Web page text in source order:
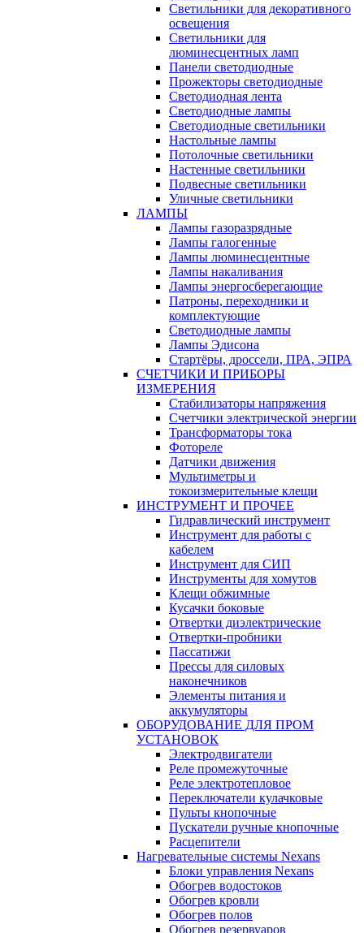
Светильники для декоративного
освещения
Светильники для
люминесцентных ламп
Панели светодиодные
Прожекторы светодиодные
Светодиодная лента
Светодиодные лампы
Светодиодные светильники
Настольные лампы
Потолочные светильники
Настенные светильники
Подвесные светильники
Уличные светильники
ЛАМПЫ
Лампы газоразрядные
Лампы галогенные
Лампы люминесцентные
Лампы накаливания
Лампы энергосберегающие
Патроны, переходники и
комплектующие
Светодиодные лампы
Лампы Эдисона
Стартёры, дроссели, ПРА, ЭПРА
СЧЕТЧИКИ И ПРИБОРЫ
ИЗМЕРЕНИЯ
Стабилизаторы напряжения
Счетчики электрической энергии
Трансформаторы тока
Фотореле
Датчики движения
Мультиметры и
токоизмерительные клещи
ИНСТРУМЕНТ И ПРОЧЕЕ
Гидравлический инструмент
Инструмент для работы с
кабелем
Инструмент для СИП
Инструменты для хомутов
Клещи обжимные
Кусачки боковые
Отвертки диэлектрические
Отвертки-пробники
Пассатижи
Прессы для силовых
наконечников
Элементы питания и
аккумуляторы
ОБОРУДОВАНИЕ ДЛЯ ПРОМ
УСТАНОВОК
Электродвигатели
Реле промежуточные
Реле электротепловое
Переключатели кулачковые
Пульты кнопочные
Пускатели ручные кнопочные
Расцепители
Нагревательные системы Nexans
Блоки управления Nexans
Обогрев водостоков
Обогрев кровли
Обогрев полов
Обогрев резервуаров